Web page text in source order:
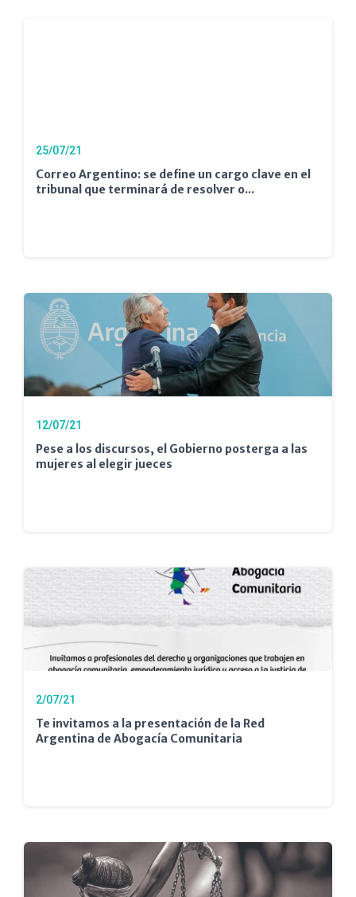
25/07/21
Correo Argentino: se define un cargo clave en el
tribunal que terminará de resolver o...
12/07/21
Pese a los discursos, el Gobierno posterga a las
mujeres al elegir jueces
2/07/21
Te invitamos a la presentación de la Red
Argentina de Abogacía Comunitaria